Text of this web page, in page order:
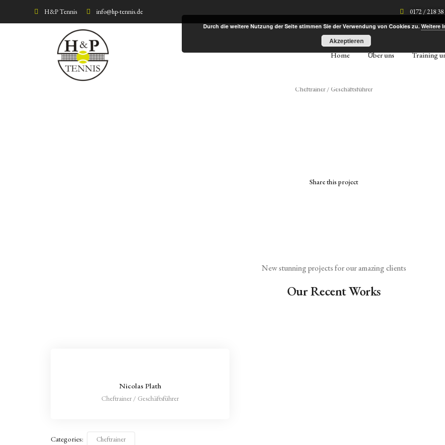
H&P Tennis info@hp-tennis.de 0172 / 218 38
Home Über uns Training
Markus Hoppe
"Staatlich geprüfter Tennislehrer" (VDT)
DTB-C-Lizenz Leistungssport
Cheftrainer / Geschäftsführer
Share this project
New stunning projects for our amazing clients
Our Recent Works
Nicolas Plath
Cheftrainer / Geschäftsführer
Categories: Cheftrainer
Durch die weitere Nutzung der Seite stimmen Sie der Verwendung von Cookies zu. Weitere
Akzeptieren